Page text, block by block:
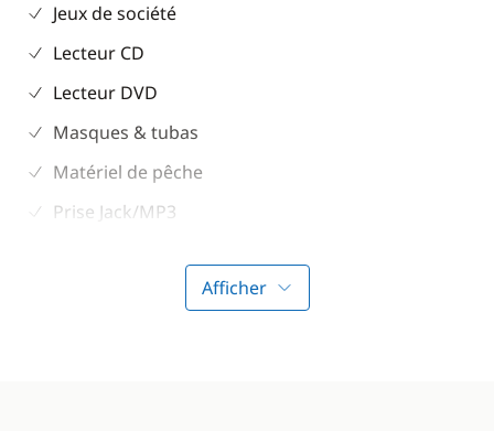
Jeux de société
Lecteur CD
Lecteur DVD
Masques & tubas
Matériel de pêche
Prise Jack/MP3
Afficher